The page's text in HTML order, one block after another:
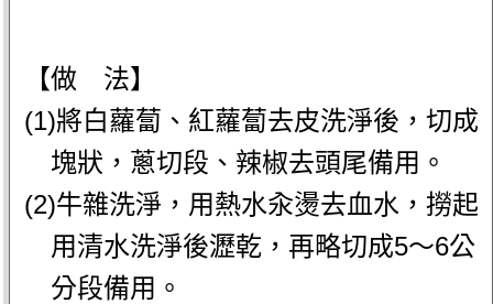
【做 法】
(1)將白蘿蔔、紅蘿蔔去皮洗淨後，切成
塊狀，蔥切段、辣椒去頭尾備用。
(2)牛雜洗淨，用熱水汆燙去血水，撈起
用清水洗淨後瀝乾，再略切成5～6公
分段備用。